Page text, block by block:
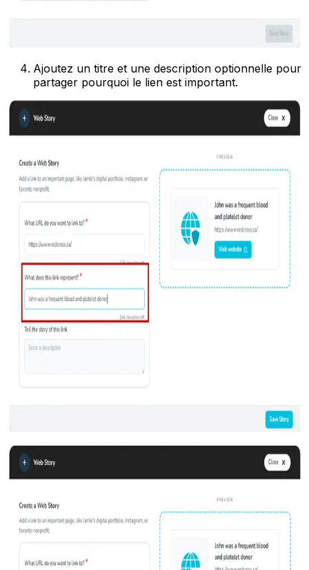
Ajoutez un titre et une description optionnelle pour
partager pourquoi le lien est important.